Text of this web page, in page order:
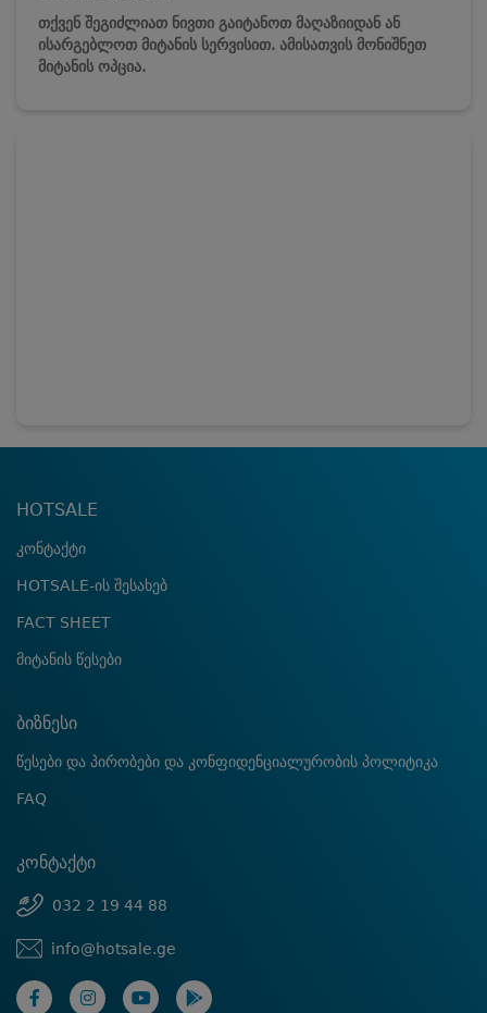
თქვენ შეგიძლიათ ნივთი გაიტანოთ მაღაზიიდან ან
ისარგებლოთ მიტანის სერვისით. ამისათვის მონიშნეთ
მიტანის ოპცია.
HOTSALE
კონტაქტი
HOTSALE-ის შესახებ
FACT SHEET
მიტანის წესები
ბიზნესი
წესები და პირობები და კონფიდენციალურობის პოლიტიკა
FAQ
კონტაქტი
032 2 19 44 88
info@hotsale.ge